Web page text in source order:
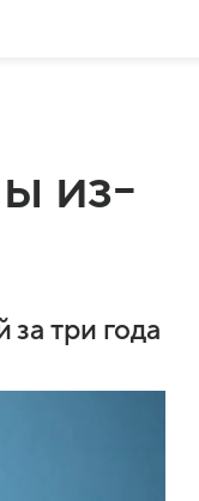
из-
три года